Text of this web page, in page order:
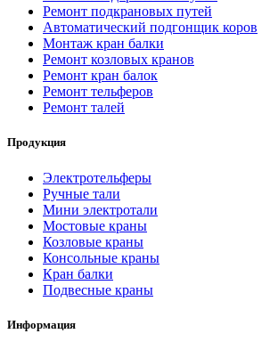
Ремонт подкрановых путей
Автоматический подгонщик коров
Монтаж кран балки
Ремонт козловых кранов
Ремонт кран балок
Ремонт тельферов
Ремонт талей
Продукция
Электротельферы
Ручные тали
Мини электротали
Мостовые краны
Козловые краны
Консольные краны
Кран балки
Подвесные краны
Информация